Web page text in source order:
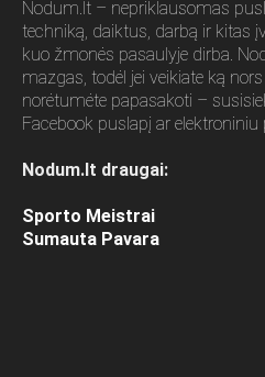
Nodum.lt – nepriklausomas
techniką, daiktus, darbą ir kitas
kuo žmonės pasaulyje dirba.
mazgas, todėl jei veikiate ką
norėtumėte papasakoti –
Facebook puslapį ar elektroniniu
Nodum.lt draugai:
Sporto Meistrai
Sumauta Pavara